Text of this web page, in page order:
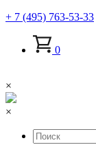
+ 7 (495) 763-53-33
0
×
×